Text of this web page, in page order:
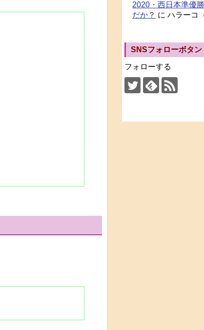
2020・西日本準優
だか？ に ハラーコ
SNSフォローボタン
フォローする